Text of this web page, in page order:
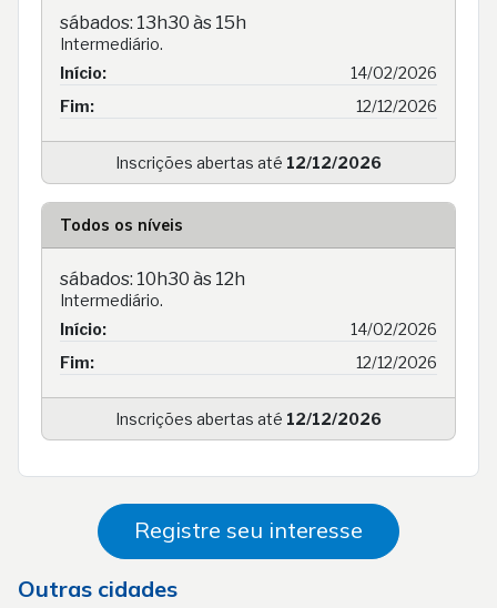
sábados: 13h30 às 15h
Intermediário.
Início:
14/02/2026
Fim:
12/12/2026
Inscrições abertas até 12/12/2026
Todos os níveis
sábados: 10h30 às 12h
Intermediário.
Início:
14/02/2026
Fim:
12/12/2026
Inscrições abertas até 12/12/2026
Registre seu interesse
Outras cidades